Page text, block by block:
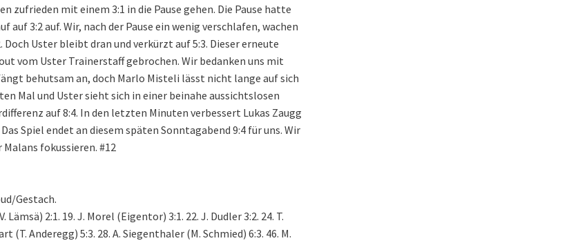
zufrieden mit einem 3:1 in die Pause gehen. Die Pause hatte
3:2 auf. Wir, nach der Pause ein wenig verschlafen, wachen
Uster bleibt dran und verkürzt auf 5:3. Dieser erneute
vom Uster Trainerstaff gebrochen. Wir bedanken uns mit
behutsam an, doch Marlo Misteli lässt nicht lange auf sich
Mal und Uster sieht sich in einer beinahe aussichtslosen
auf 8:4. In den letzten Minuten verbessert Lukas Zaugg
Spiel endet an diesem späten Sonntagabend 9:4 für uns. Wir
fokussieren. #12
Gestach.
2:1. 19. J. Morel (Eigentor) 3:1. 22. J. Dudler 3:2. 24. T.
(T. Anderegg) 5:3. 28. A. Siegenthaler (M. Schmied) 6:3. 46. M.